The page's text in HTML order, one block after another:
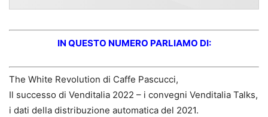
IN QUESTO NUMERO PARLIAMO DI:
The White Revolution di Caffe Pascucci,
Il successo di Venditalia 2022 – i convegni Venditalia Talks,
i dati della distribuzione automatica del 2021.